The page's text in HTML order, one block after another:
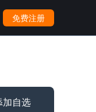
免费注册
加自选